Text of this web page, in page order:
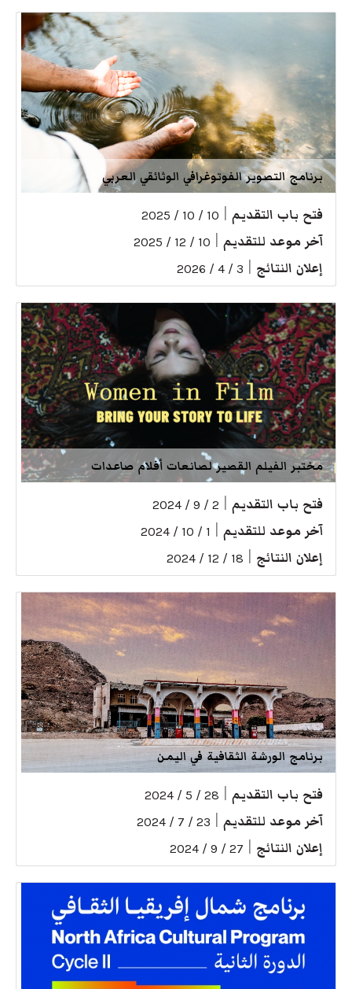
برنامج التصوير الفوتوغرافي الوثائقي العربي
فتح باب التقديم 10 / 10 / 2025
آخر موعد للتقديم 10 / 12 / 2025
إعلان النتائج 3 / 4 / 2026
مختبر الفيلم القصير لصانعات أفلام صاعدات
فتح باب التقديم 2 / 9 / 2024
آخر موعد للتقديم 1 / 10 / 2024
إعلان النتائج 18 / 12 / 2024
برنامج الورشة الثقافية في اليمن
فتح باب التقديم 28 / 5 / 2024
آخر موعد للتقديم 23 / 7 / 2024
إعلان النتائج 27 / 9 / 2024